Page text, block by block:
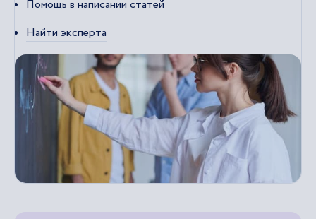
Помощь в написании статей
Найти эксперта